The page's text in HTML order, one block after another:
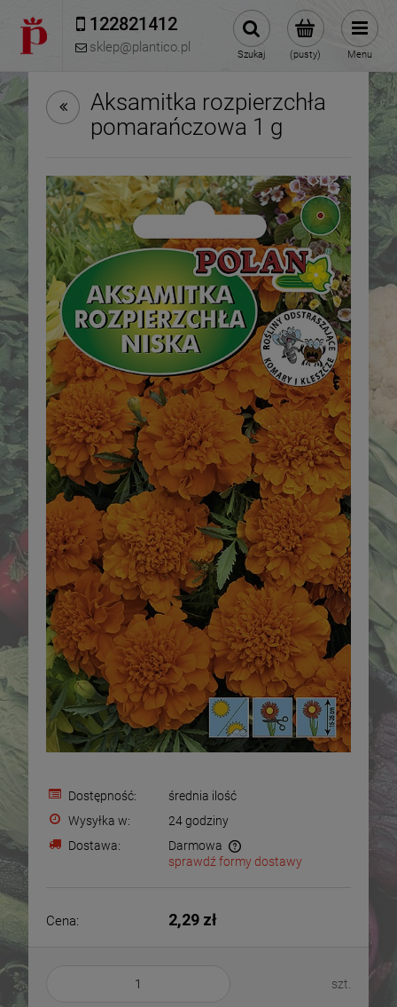
122821412
sklep@plantico.pl (pusty)
Szukaj Menu
Aksamitka rozpierzchła
pomarańczowa 1 g
Dostępność:
średnia ilość
Wysyłka w:
24 godziny
Dostawa:
Darmowa
Cena nie zawiera ewentualnych kosztów płatności
sprawdź formy dostawy
Cena: 2,29 zł
szt.